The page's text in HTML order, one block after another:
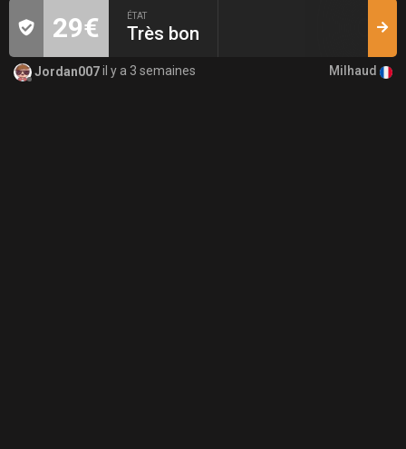
29€ ÉTAT
Très bon
Jordan007il y a 3 semaines Milhaud